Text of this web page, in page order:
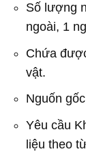
Số lượng
ngoài, 1
Chứa
vật.
Nguốn
Yêu cầu
liệu theo